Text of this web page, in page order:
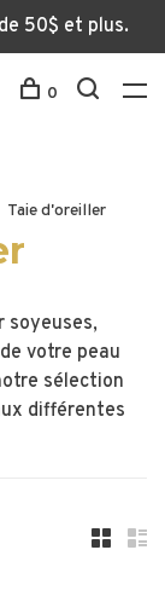
50$ et plus.
0
Taie d'oreiller
soyeuses,
votre peau
sélection
différentes